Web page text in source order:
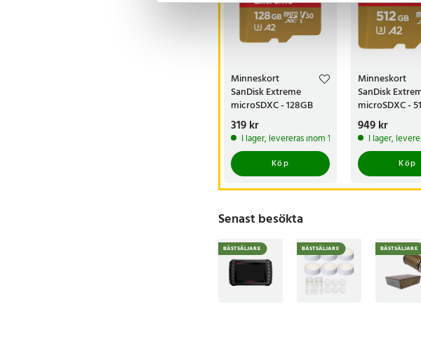
Minneskort
SanDisk Extreme
microSDXC - 128GB
Pris :319 kr
319 kr
I lager, levereras inom 1-2 vardagar
Köp
Minneskort
SanDisk
microSDXC -
Pris:949 kr
949 kr
I lager,
Köp
Senast besökta
BÄSTSÄLJARE BÄSTSÄLJARE BÄSTSÄLJARE